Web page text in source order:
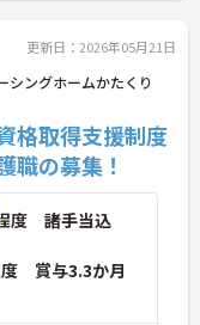
更新日：2026年05月21日
ングホームかたくり
格取得支援制度
職の募集！
度 諸手当込
賞与3.3か月